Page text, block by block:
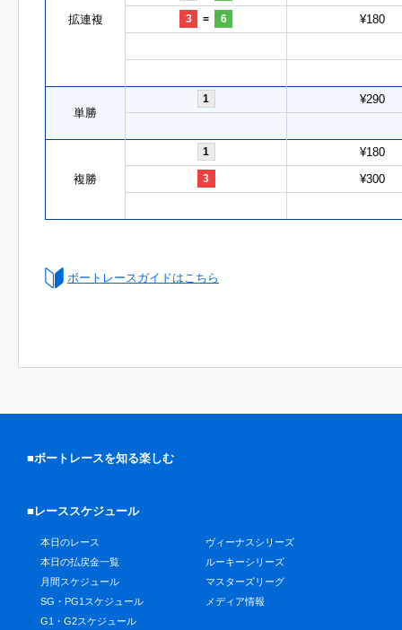
拡連複 3 = 6 ¥180
単勝
1 ¥290
複勝
1 ¥180
3 ¥300
ボートレースガイドはこちら
■ボートレースを知る楽しむ
■レーススケジュール
本日のレース
本日の払戻金一覧
月間スケジュール
SG・PG1スケジュール
G1・G2スケジュール
ヴィーナスシリーズ
ルーキーシリーズ
マスターズリーグ
メディア情報